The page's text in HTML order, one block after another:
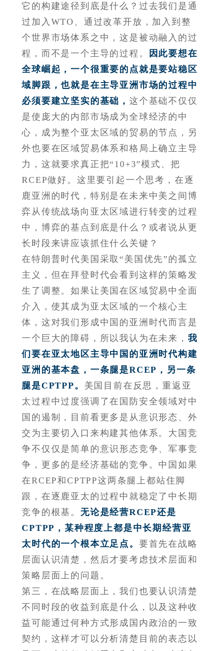
它的构建途径到底是什么？过去我们是通
过加入WTO、通过改革开放，加入到整
个世界市场体系之中，这是被动融入的过
程，而不是一个主导的过程。
因此要想在
全球崛起，一个很重要的点就是要站稳区
域脚跟，也就是在主导亚洲市场的过程中
必须要建立坚实的基础， 这个基础不仅仅
是使庞大的内部市场成为全球经济的中
心，成为整个亚太区域的贸易的节点，另
外也要在区域贸易体系和格局上确立主导
力，这就要求真正把“10+3”模式、把
RCEP做好。这里要引起一个思考，在逐
鹿亚洲的时代，特别是在未来中美之间博
弈从传统战场向亚太区域进行转变的过程
中，博弈的基点到底是什么？或者说从更
长时段来讲应该抓住什么关键？
在特朗普时代美国采取“美国优先”的孤立
主义，但在拜登时代会看到这样的策略发
生了调整。如果让美国在区域贸易中全面
介入，使其成为亚太区域的一个核心主
体，这对我们形成中国的亚洲时代而言是
一个巨大的障碍，所以我认为在未来， 我
们要在亚太地区主导中国的亚洲时代构建
亚洲的基本盘，一条腿是RCEP，另一条
腿是CPTPP。 美国目前在反思，重返亚
太过程中过度强调了在国防安全领域对中
国的遏制，目前看更多是从意识形态、外
交为主要切入口来构建其他体系。大国竞
争不仅仅是简单的意识形态竞争、军事竞
争，更多的是经济基础的竞争。中国如果
在RCEP和CPTPP这两条腿上都站住脚
跟，在逐鹿亚太的过程中就稳定了中长期
竞争的根基。 无论是经营RCEP还是
CPTPP，某种程度上都是中长期经营亚
太时代的一个根本立足点 。 要首先在战略
层面认识清楚，然后才要考虑技术层面和
策略层面上的问题。
第三，在战略层面上，我们也要认识清楚
不同时段的收益到底是什么，以及这种收
益可能通过何种方式形成国内政治的一致
契约，这样才可以分析清楚目前的表态以